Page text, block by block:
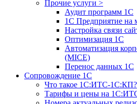
Прочие услуги >
Аудит программ 1С
1С Предприятие на
Настройка связи
Оптимизация 1С
Автоматизация
(MICE)
Перенос данных 1С
Сопровождение 1С
Что такое 1С:ИТС-1С:КП?
Тарифы и цены на